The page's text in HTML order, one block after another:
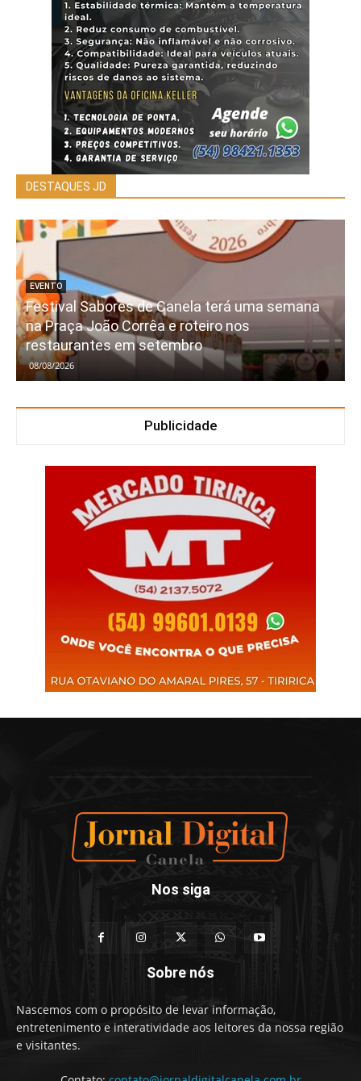
DESTAQUES JD
EVENTO
Festival Sabores de Canela terá uma semana
na Praça João Corrêa e roteiro nos
restaurantes em setembro
08/08/2026
Publicidade
Nos siga
Sobre nós
Nascemos com o propósito de levar informação,
entretenimento e interatividade aos leitores da nossa região
e visitantes.